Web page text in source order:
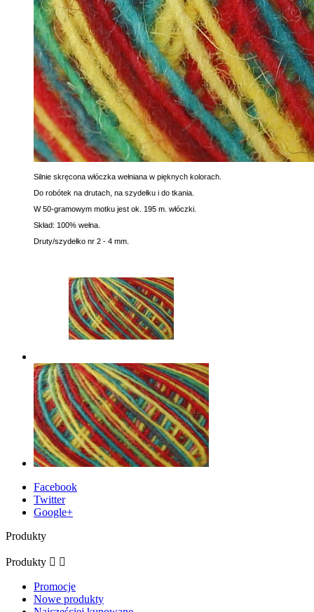
Silnie skręcona włóczka wełniana w pięknych kolorach.
Do robótek na drutach, na szydełku i do tkania.
W 50-gramowym motku jest ok. 195 m. włóczki.
Skład: 100% wełna.
Druty/szydełko nr 2 - 4 mm.
Facebook
Twitter
Google+
Produkty
Produkty  
Promocje
Nowe produkty